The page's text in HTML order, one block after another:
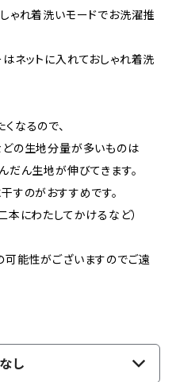
ゃれ着洗いモードでお洗濯推
ネットに入れておしゃれ着洗
なるので、
の生地分量が多いものは
だん生地が伸びてきます。
すのがおすすめです。
本にわたしてかけるなど）
能性がございますのでご遠
し